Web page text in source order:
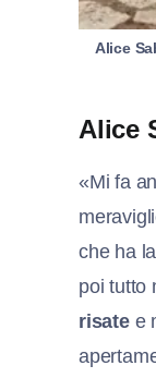
Alice
Alice
«Mi fa
che ha
poi tutto
risatee